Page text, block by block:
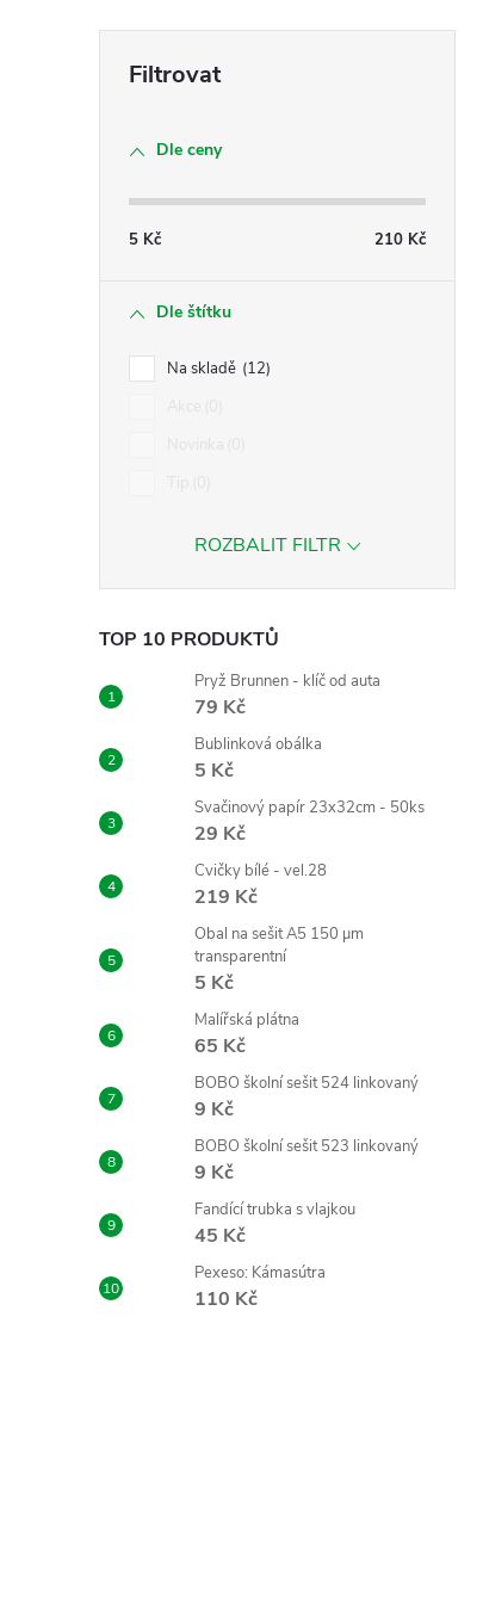
Dle ceny
5 Kč 210 Kč
Dle štítku
Na skladě 12
ROZBALIT FILTR
TOP 10 PRODUKTŮ
Pryž Brunnen - klíč od auta
79 Kč
Bublinková obálka
5 Kč
Svačinový papír 23x32cm - 50ks
29 Kč
Cvičky bílé - vel.28
219 Kč
Obal na sešit A5 150 µm
transparentní
5 Kč
Malířská plátna
65 Kč
BOBO školní sešit 524 linkovaný
9 Kč
BOBO školní sešit 523 linkovaný
9 Kč
Fandící trubka s vlajkou
45 Kč
Pexeso: Kámasútra
110 Kč